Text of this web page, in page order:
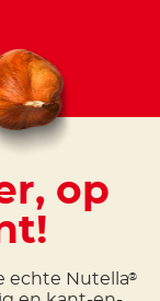
op
echte Nutella®